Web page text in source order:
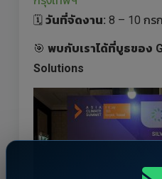
🗓️ วันที่จัดงาน: 8 – 10 กร
🎯 พบกับเราได้ที่บูธของ
Solutions